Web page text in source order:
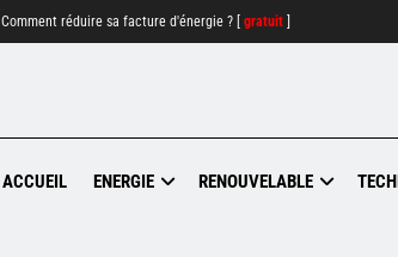
Comment réduire sa facture d'énergie ? [ gratuit
ACCUEIL ENERGIE RENOUVELABLE